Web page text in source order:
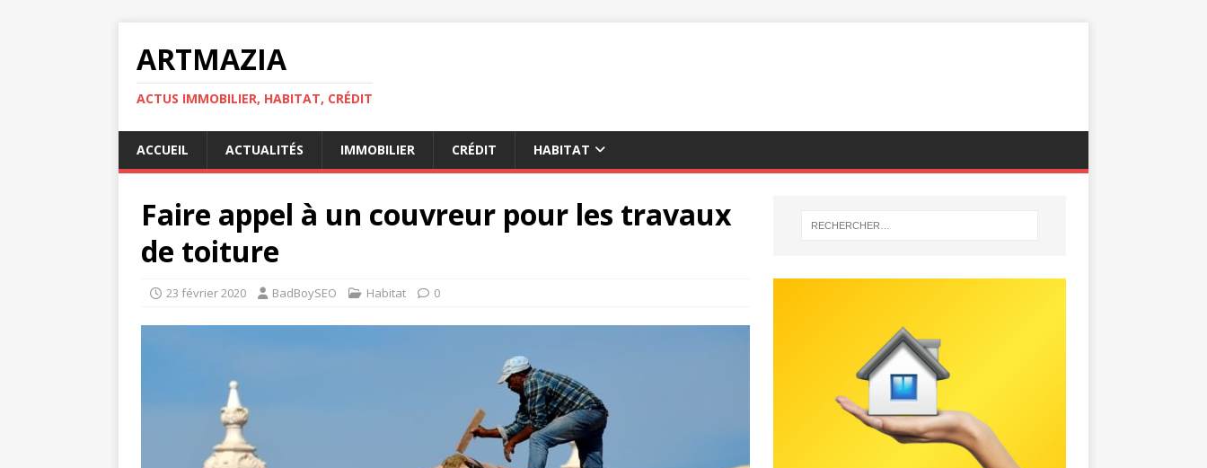
ARTMAZIA
ACTUS IMMOBILIER, HABITAT, CRÉDIT
ACCUEIL ACTUALITÉS IMMOBILIER CRÉDIT HABITAT
Faire appel à un couvreur pour les travaux
de toiture
23 février 2020 BadBoySEO Habitat 0